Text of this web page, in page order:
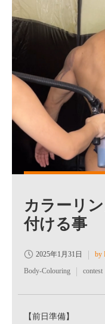
カラーリ
付ける事
2025年1月31日
by
Body-Colouring
contest
【前日準備】